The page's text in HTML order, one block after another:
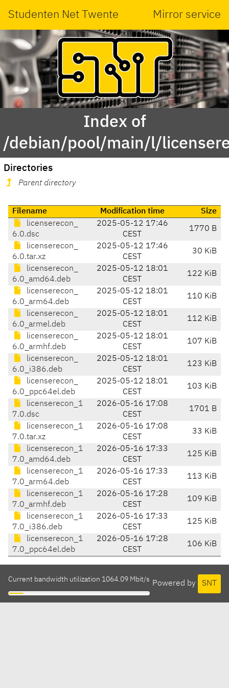
Studenten Net Twente Mirror service
Index of
/debian/pool/main/l/
Directories
Parent directory
Filename Modification time
Size
licenserecon_
6.0.dsc
2025-05-12 17:46
CEST
1770 B
licenserecon_
6.0.tar.xz
2025-05-12 17:46
CEST
30 KiB
licenserecon_
6.0_amd64.deb
2025-05-12 18:01
CEST
122 KiB
licenserecon_
6.0_arm64.deb
2025-05-12 18:01
CEST
110 KiB
licenserecon_
6.0_armel.deb
2025-05-12 18:01
CEST
112 KiB
licenserecon_
6.0_armhf.deb
2025-05-12 18:01
CEST
107 KiB
licenserecon_
6.0_i386.deb
2025-05-12 18:01
CEST
123 KiB
licenserecon_
6.0_ppc64el.deb
2025-05-12 18:01
CEST
103 KiB
licenserecon_1
7.0.dsc
2026-05-16 17:08
CEST
1701 B
licenserecon_1
7.0.tar.xz
2026-05-16 17:08
CEST
33 KiB
licenserecon_1
7.0_amd64.deb
2026-05-16 17:33
CEST
125 KiB
licenserecon_1
7.0_arm64.deb
2026-05-16 17:33
CEST
113 KiB
licenserecon_1
7.0_armhf.deb
2026-05-16 17:28
CEST
109 KiB
licenserecon_1
7.0_i386.deb
2026-05-16 17:33
CEST
125 KiB
licenserecon_1
7.0_ppc64el.deb
2026-05-16 17:28
CEST
106 KiB
Powered by SNT
Current bandwidth utilization 1064.09 Mbit/s